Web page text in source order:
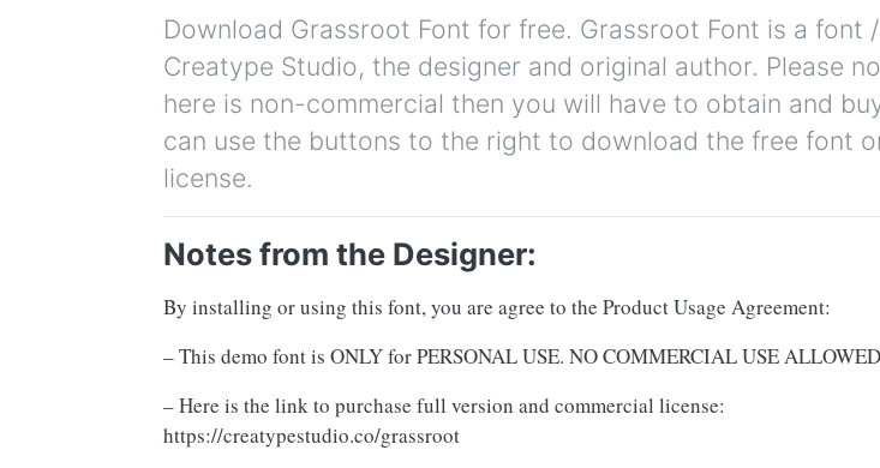
Download Grassroot Font for free. Grassroot Font is a
Creatype Studio, the designer and original author. Please
here is non-commercial then you will have to obtain and
can use the buttons to the right to download the free font
license.
Notes from the Designer:
By installing or using this font, you are agree to the Product Usage Agreement:
– This demo font is ONLY for PERSONAL USE. NO COMMERCIAL USE
– Here is the link to purchase full version and commercial license:
https://creatypestudio.co/grassroot